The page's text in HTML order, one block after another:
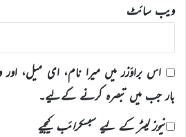
ویب‌ سائٹ
اس براؤزر میں میرا نام، ای میل،
بار جب میں تبصرہ کرنے کےلیے۔
نیوز لیٹر کے لیے سبسکرائب کیجیے